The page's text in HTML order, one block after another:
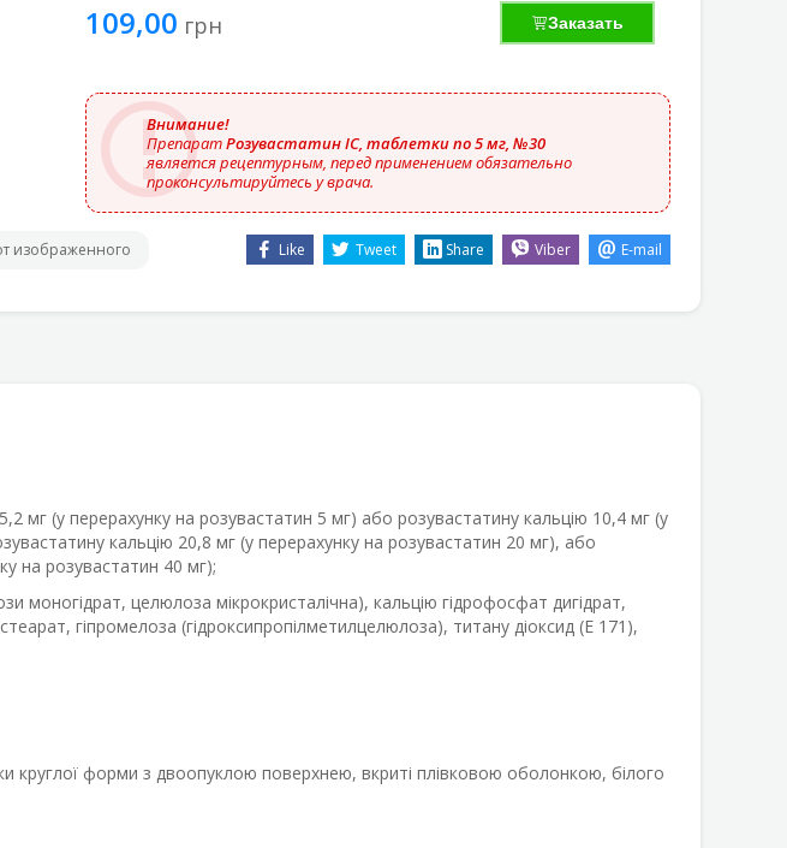
109,00 грн Заказать
Внимание!
ПрепаратРозувастатин IC, таблетки по 5 мг, №30
является рецептурным, перед применением обязательно
проконсультируйтесь у врача.
изображенного Like Tweet Share Viber E-mail
мг (у перерахунку на розувастатин 5 мг) або розувастатину кальцію 10,4 мг (у
кальцію 20,8 мг (у перерахунку на розувастатин 20 мг), або
на розувастатин 40 мг);
моногідрат, целюлоза мікрокристалічна), кальцію гідрофосфат дигідрат,
гіпромелоза (гідроксипропілметилцелюлоза), титану діоксид (Е 171),
круглої форми з двоопуклою поверхнею, вкриті плівковою оболонкою, білого